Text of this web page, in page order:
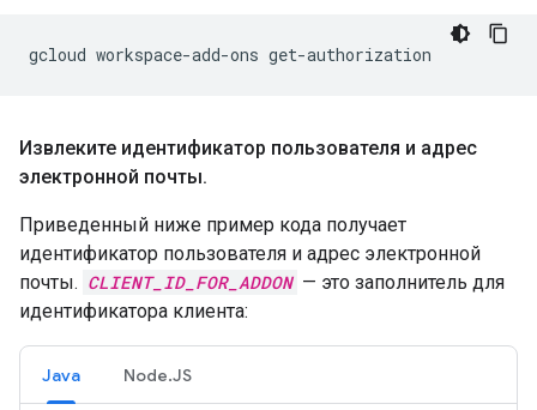
gcloud workspace-add-ons
Извлеките идентификатор пользователя и адрес
электронной почты.
Приведенный ниже пример кода получает
идентификатор пользователя и адрес электронной
почты. CLIENT_ID_FOR_ADDON — это заполнитель для
идентификатора клиента:
Java Node.JS